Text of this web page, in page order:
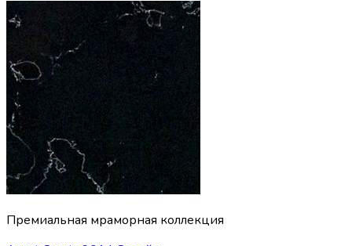
Премиальная мраморная коллекция